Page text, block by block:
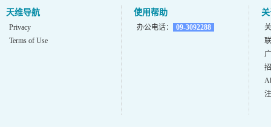
天维导航
Privacy
Terms of Use
使用帮助
办公电话： 09-3092288